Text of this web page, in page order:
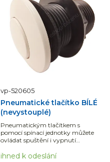
vp-520605
Pneumatické tlačítko BÍLÉ
(nevystouplé)
Pneumatickým tlačítkem s
pomocí spínací jednotky můžete
ovládat spuštění i vypnutí
ihned k odeslání